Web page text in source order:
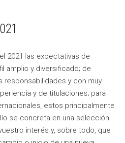
2021 las expectativas de
amplio y diversificado; de
responsabilidades y con muy
y de titulaciones; para
estos principalmente
se concreta en una selección
interés y, sobre todo, que